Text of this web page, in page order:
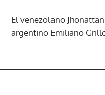
El venezolano
argentino Emiliano